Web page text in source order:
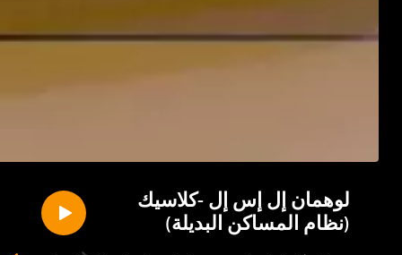
لوهمان إل إس إل -كلاسيك
(نظام المساكن البديلة)